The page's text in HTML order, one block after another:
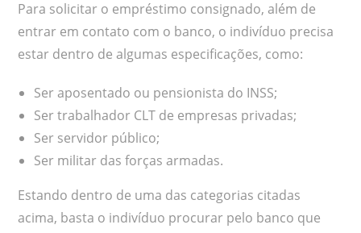
Para solicitar o empréstimo consignado, além de
entrar em contato com o banco, o indivíduo precisa
estar dentro de algumas especificações, como:
Ser aposentado ou pensionista do INSS;
Ser trabalhador CLT de empresas privadas;
Ser servidor público;
Ser militar das forças armadas.
Estando dentro de uma das categorias citadas
acima, basta o indivíduo procurar pelo banco que